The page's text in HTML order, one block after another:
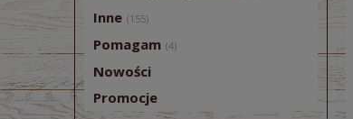
Inne (155)
Pomagam (4)
Nowości
Promocje